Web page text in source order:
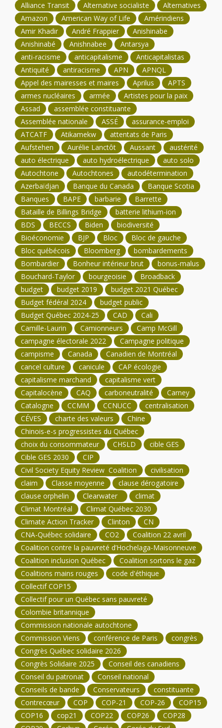
Alliance Transit Alternative socialiste
Alternatives
Amazon
American Way of Life
Amérindiens
Amir Khadir
André Frappier
Anishinabe
Anishinabé
Anishnabee
Antarsya
anti-racisme
anticapitalisme
Anticapitalistas
Antiquité
antiracisme APN
APNQL
Appel des mairesses et maires
Aprilus
APTS
armes nucléaires
armée
Artistes pour la paix
Assad
assemblée constituante
Assemblée nationale
ASSÉ
assurance-emploi
ATCATF
Atikamekw
attentats de Paris
Aufstehen
Aurélie Lanctôt Aussant
austérité
auto électrique
auto hydroélectrique
auto solo
Autochtone
Autochtones
autodétermination
Azerbaïdjan
Banque du Canada
Banque Scotia
Banques
BAPE barbarie
Barrette
Bataille de Billings Bridge
batterie lithium-ion
BDS
BECCS Biden
biodiversité
Bioéconomie
BJP Bloc
Bloc de gauche
Bloc québécois
Bloomberg
bombardements
Bombardier
Bonheur intérieur brut
bonus-malus
Bouchard-Taylor
bourgeoisie
Broadback
budget
budget 2019
budget 2021 Québec
Budget fédéral 2024
budget public
Budget Québec 2024-25
CAD
Cali
Camille-Laurin
Camionneurs
Camp McGill
campagne électorale 2022
Campagne politique
campisme
Canada
Canadien de Montréal
cancel culture
canicule
CAP écologie
capitalisme marchand
capitalisme vert
Capitalocène
CAQ carboneutralité
Carney
Catalogne
CCMM CCNUCC
centralisation
CÉVES
charte des valeurs
Chine
Chinois-e-s progressistes du Québec
choix du consommateur
CHSLD
cible GES
Cible GES 2030
CIP
Civil Society Equity Review Coalition
civilisation
claim
Classe moyenne
clause dérogatoire
clause orphelin
Clearwater
climat
Climat Montréal
Climat Québec 2030
Climate Action Tracker
Clinton
CN
CNA-Québec solidaire
CO2
Coalition 22 avril
Coalition contre la pauvreté d’Hochelaga-Maisonneuve
Coalition inclusion Québec
Coalition sortons le gaz
Coalitions mains rouges
code d'éthique
Collectif COP15
Collectif pour un Québec sans pauvreté
Colombie britannique
Commission nationale autochtone
Commission Viens
conférence de Paris
congrès
Congrès Québec solidaire 2026
Congrès Solidaire 2025
Conseil des canadiens
Conseil du patronat
Conseil national
Conseils de bande
Conservateurs
constituante
Contrecœur
COP COP-21 COP-26
COP15
COP16
cop21 COP22 COP26
COP28